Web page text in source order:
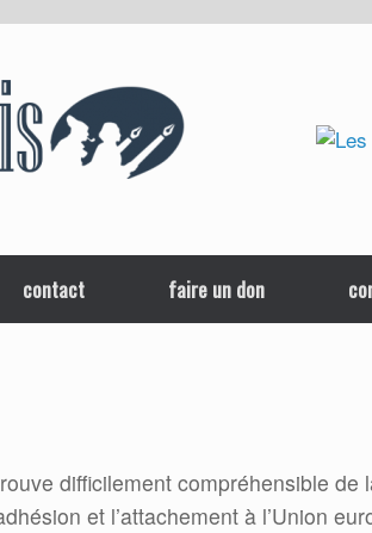
contact faire un don
difficilement compréhensible de
et l’attachement à l’Union